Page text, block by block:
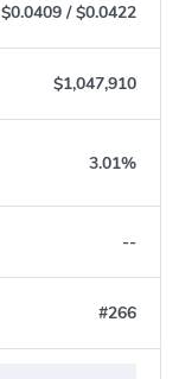
$0.0409 /$0.0422
$1,047,910
3.01%
--
#266